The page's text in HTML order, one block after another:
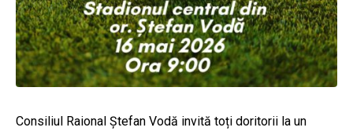
​Consiliul Raional Ștefan Vodă invită toți doritorii la un